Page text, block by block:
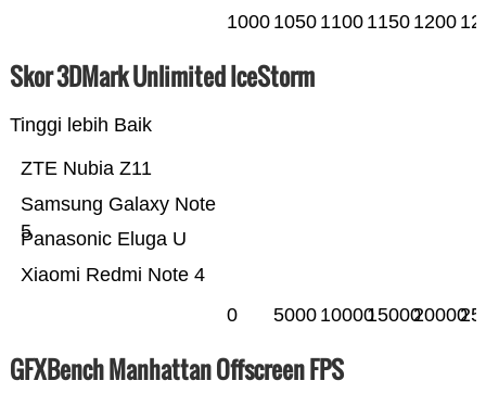
1000 1050 1100 1150 1200
Skor 3DMark Unlimited IceStorm
Tinggi lebih Baik
Xiaomi Redmi Note 4
Panasonic Eluga U
Samsung Galaxy Note
5
ZTE Nubia Z11
0 5000 100001500020000
GFXBench Manhattan Offscreen FPS